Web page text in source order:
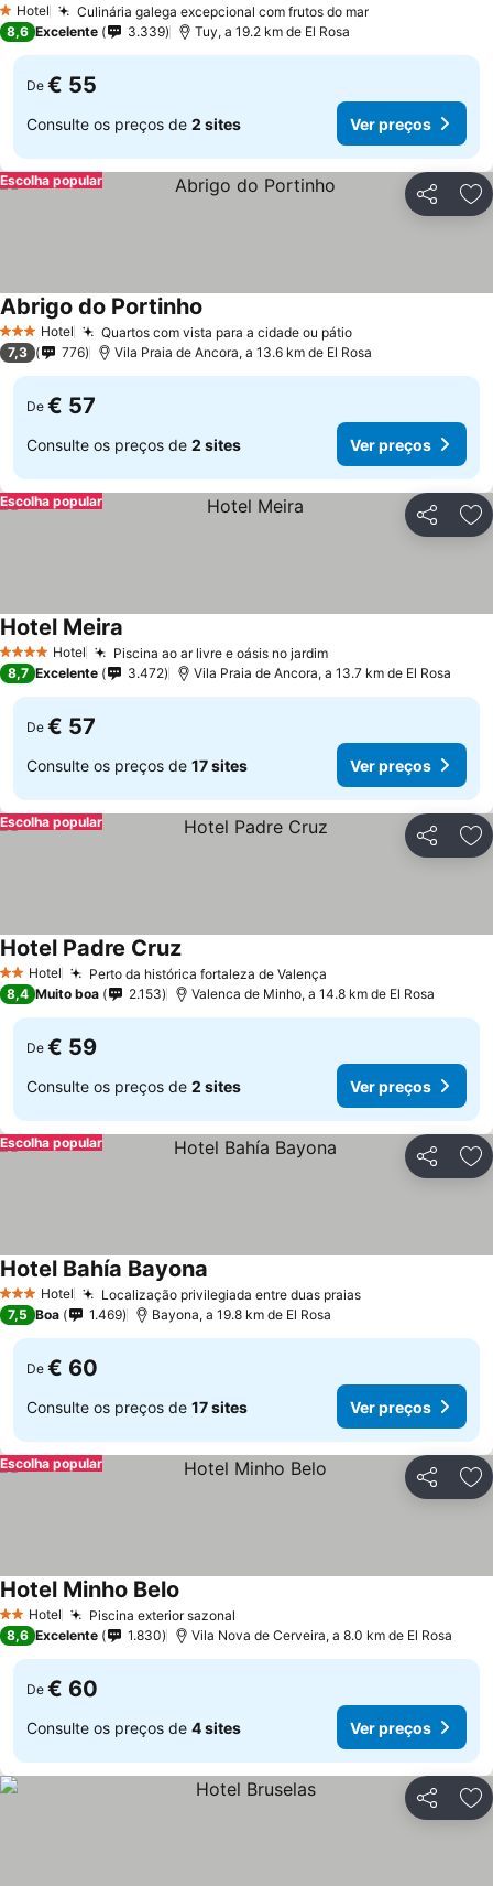
1 Estrelas
Hotel Culinária galega excepcional com frutos do mar
8,6 Excelente 3.339 Tuy, a 19.2 km de El Rosa
De € 55
Consulte os preços de 2 sites Ver preços
Partilhar
Escolha popular
3 EstrelasHotel Quartos com vista para a cidade ou pátio
Abrigo do Portinho
7,3 776 Vila Praia de Ancora, a 13.6 km de El Rosa
De € 57
Consulte os preços de 2 sites Ver preços
Partilhar
Escolha popular
4 EstrelasHotel Piscina ao ar livre e oásis no jardim
Hotel Meira
8,7 Excelente 3.472 Vila Praia de Ancora, a 13.7 km de El Rosa
De € 57
Consulte os preços de 17 sites Ver preços
Partilhar
Escolha popular
2 Estrelas
Hotel Perto da histórica fortaleza de Valença
Hotel Padre Cruz
8,4 Muito boa 2.153 Valenca de Minho, a 14.8 km de El Rosa
De € 59
Consulte os preços de 2 sites Ver preços
Partilhar
Escolha popular
3 EstrelasHotel Localização privilegiada entre duas praias
Hotel Bahía Bayona
7,5 Boa 1.469 Bayona, a 19.8 km de El Rosa
De € 60
Consulte os preços de 17 sites Ver preços
Partilhar
Escolha popular
2 Estrelas
Hotel Piscina exterior sazonal
Hotel Minho Belo
8,6 Excelente 1.830 Vila Nova de Cerveira, a 8.0 km de El Rosa
De € 60
Consulte os preços de 4 sites Ver preços
Partilhar